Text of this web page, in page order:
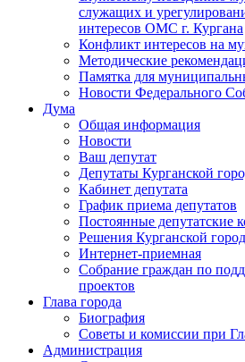
служащих и
интересов ОМС г. Кургана
Конфликт интересов на
Методические
Памятка для
Новости Федерального
Дума
Общая информация
Новости
Ваш депутат
Депутаты Курганской
Кабинет депутата
График приема депутатов
Постоянные депутатские
Решения Курганской
Интернет-приемная
Собрание граждан по
проектов
Глава города
Биография
Советы и комиссии при
Администрация